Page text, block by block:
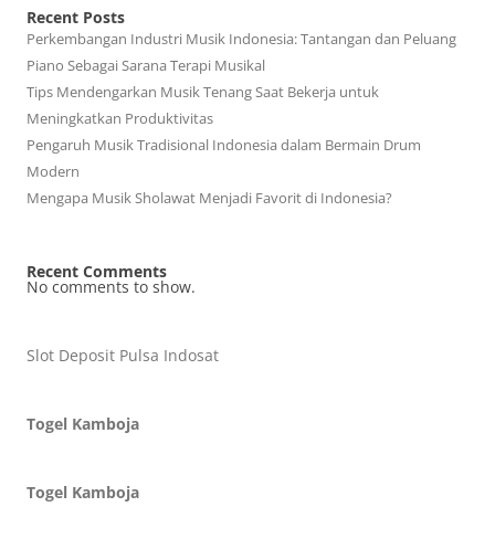
Recent Posts
Perkembangan Industri Musik Indonesia: Tantangan dan Peluang
Piano Sebagai Sarana Terapi Musikal
Tips Mendengarkan Musik Tenang Saat Bekerja untuk
Meningkatkan Produktivitas
Pengaruh Musik Tradisional Indonesia dalam Bermain Drum
Modern
Mengapa Musik Sholawat Menjadi Favorit di Indonesia?
Recent Comments
No comments to show.
Slot Deposit Pulsa Indosat
Togel Kamboja
Togel Kamboja